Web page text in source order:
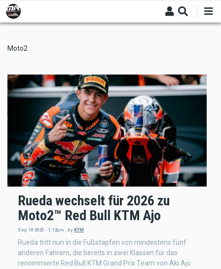
Skip
to
main
Moto2
Rueda wechselt für 2026 zu
Moto2™ Red Bull KTM Ajo
Sep 18 2025 - 1:12pm , by KTM
Rueda tritt nun in die Fußstapfen von mindestens fünf
anderen Fahrern, die bereits in zwei Klassen für das
renommierte Red Bull KTM Grand Prix Team von Aki Ajo